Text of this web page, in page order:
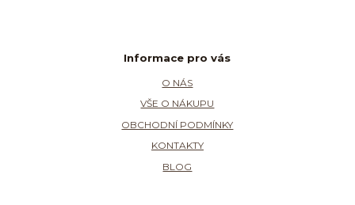
Informace pro vás
O NÁS
VŠE O NÁKUPU
OBCHODNÍ PODMÍNKY
KONTAKTY
BLOG